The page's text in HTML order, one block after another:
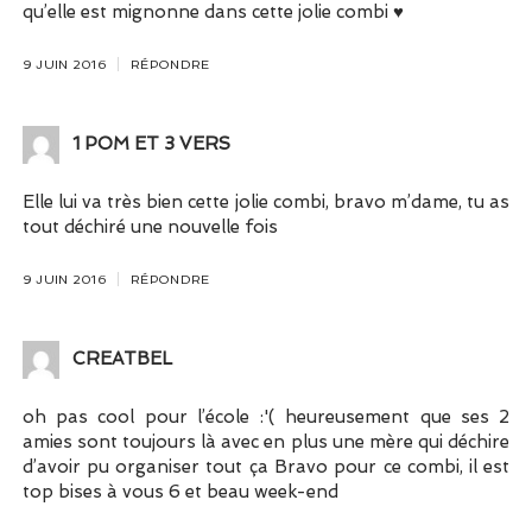
qu’elle est mignonne dans cette jolie combi ♥
9 JUIN 2016 RÉPONDRE
1 POM ET 3 VERS
Elle lui va très bien cette jolie combi, bravo m’dame, tu as
tout déchiré une nouvelle fois
9 JUIN 2016 RÉPONDRE
CREATBEL
oh pas cool pour l’école :'( heureusement que ses 2
amies sont toujours là avec en plus une mère qui déchire
d’avoir pu organiser tout ça Bravo pour ce combi, il est
top bises à vous 6 et beau week-end